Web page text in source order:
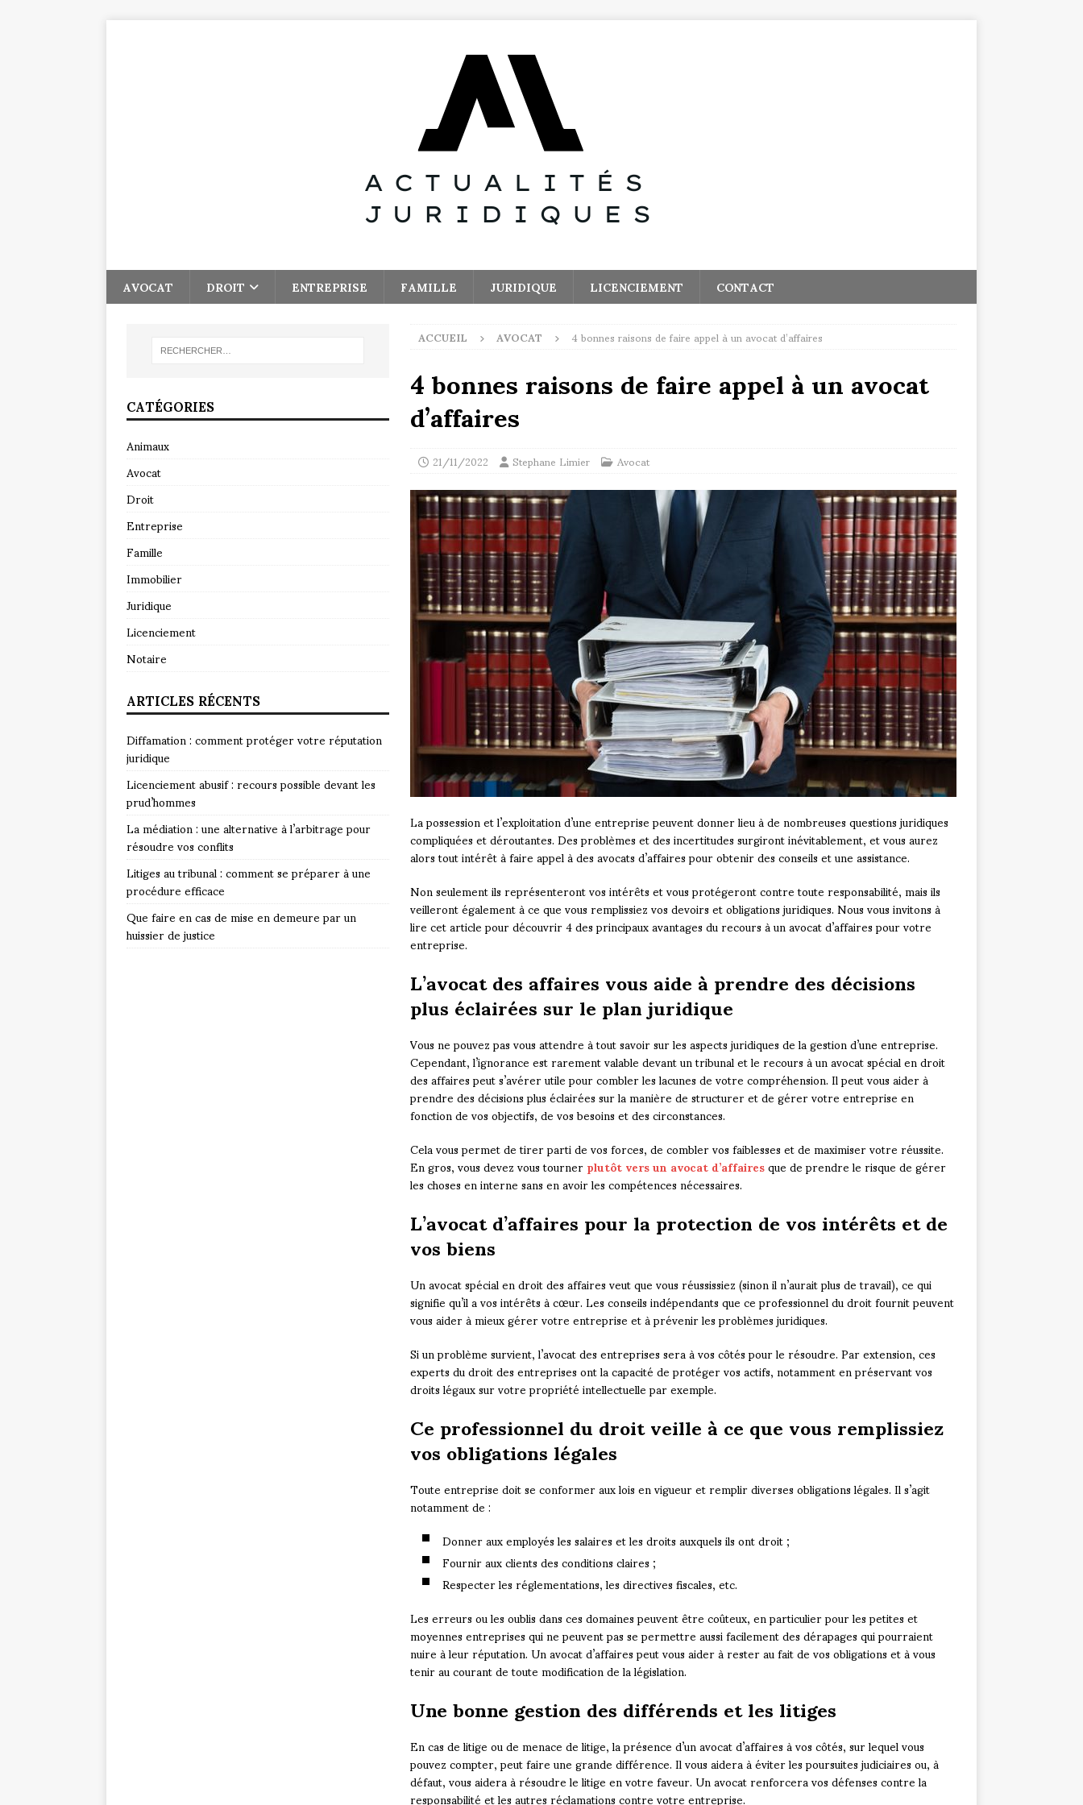
AVOCAT DROIT ENTREPRISE FAMILLE JURIDIQUE LICENCIEMENT CONTACT
ACCUEIL AVOCAT 4 bonnes raisons de faire appel à un avocat d’affaires
4 bonnes raisons de faire appel à un avocat
d’affaires
21/11/2022 Stephane Limier Avocat
La possession et l’exploitation d’une entreprise peuvent donner lieu à de nombreuses questions juridiques
compliquées et déroutantes. Des problèmes et des incertitudes surgiront inévitablement, et vous aurez
alors tout intérêt à faire appel à des avocats d’affaires pour obtenir des conseils et une assistance.
Non seulement ils représenteront vos intérêts et vous protégeront contre toute responsabilité, mais ils
veilleront également à ce que vous remplissiez vos devoirs et obligations juridiques. Nous vous invitons à
lire cet article pour découvrir 4 des principaux avantages du recours à un avocat d’affaires pour votre
entreprise.
L’avocat des affaires vous aide à prendre des décisions
plus éclairées sur le plan juridique
Vous ne pouvez pas vous attendre à tout savoir sur les aspects juridiques de la gestion d’une entreprise.
Cependant, l’ignorance est rarement valable devant un tribunal et le recours à un avocat spécial en droit
des affaires peut s’avérer utile pour combler les lacunes de votre compréhension. Il peut vous aider à
prendre des décisions plus éclairées sur la manière de structurer et de gérer votre entreprise en
fonction de vos objectifs, de vos besoins et des circonstances.
Cela vous permet de tirer parti de vos forces, de combler vos faiblesses et de maximiser votre réussite.
En gros, vous devez vous tournerplutôt vers un avocat d’affairesque de prendre le risque de gérer
les choses en interne sans en avoir les compétences nécessaires.
L’avocat d’affaires pour la protection de vos intérêts et de
vos biens
Un avocat spécial en droit des affaires veut que vous réussissiez (sinon il n’aurait plus de travail), ce qui
signifie qu’il a vos intérêts à cœur. Les conseils indépendants que ce professionnel du droit fournit peuvent
vous aider à mieux gérer votre entreprise et à prévenir les problèmes juridiques.
Si un problème survient, l’avocat des entreprises sera à vos côtés pour le résoudre. Par extension, ces
experts du droit des entreprises ont la capacité de protéger vos actifs, notamment en préservant vos
droits légaux sur votre propriété intellectuelle par exemple.
Ce professionnel du droit veille à ce que vous remplissiez
vos obligations légales
Toute entreprise doit se conformer aux lois en vigueur et remplir diverses obligations légales. Il s’agit
notamment de :
Donner aux employés les salaires et les droits auxquels ils ont droit ;
Fournir aux clients des conditions claires ;
Respecter les réglementations, les directives fiscales, etc.
Les erreurs ou les oublis dans ces domaines peuvent être coûteux, en particulier pour les petites et
moyennes entreprises qui ne peuvent pas se permettre aussi facilement des dérapages qui pourraient
nuire à leur réputation. Un avocat d’affaires peut vous aider à rester au fait de vos obligations et à vous
tenir au courant de toute modification de la législation.
Une bonne gestion des différends et les litiges
En cas de litige ou de menace de litige, la présence d’un avocat d’affaires à vos côtés, sur lequel vous
pouvez compter, peut faire une grande différence. Il vous aidera à éviter les poursuites judiciaires ou, à
défaut, vous aidera à résoudre le litige en votre faveur. Un avocat renforcera vos défenses contre la
CATÉGORIES
Animaux
Avocat
Droit
Entreprise
Famille
Immobilier
Juridique
Licenciement
Notaire
ARTICLES RÉCENTS
Diffamation : comment protéger votre réputation
juridique
Licenciement abusif : recours possible devant les
prud’hommes
La médiation : une alternative à l’arbitrage pour
résoudre vos conflits
Litiges au tribunal : comment se préparer à une
procédure efficace
Que faire en cas de mise en demeure par un
huissier de justice